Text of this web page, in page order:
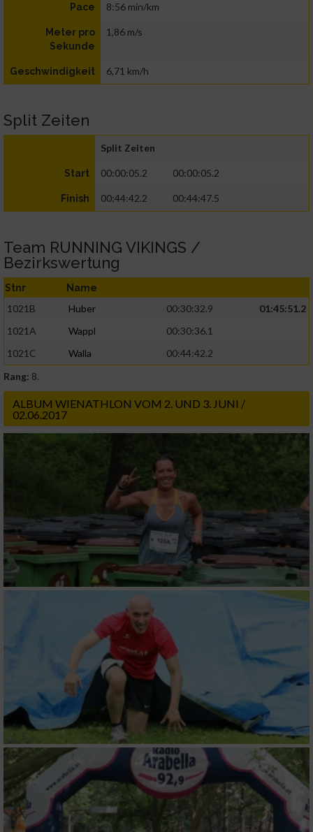
Pace 8:56 min/km
Meter pro
Sekunde
1,86 m/s
Geschwindigkeit 6,71 km/h
Split Zeiten
Split Zeiten
Start 00:00:05.2 00:00:05.2
Finish 00:44:42.2 00:44:47.5
Team RUNNING VIKINGS /
Bezirkswertung
Stnr Name
1021B Huber 00:30:32.9
01:45:51.2
1021A
Wappl
00:30:36.1
1021C
Walla
00:44:42.2
Rang: 8.
ALBUM WIENATHLON VOM 2. UND 3. JUNI /
02.06.2017